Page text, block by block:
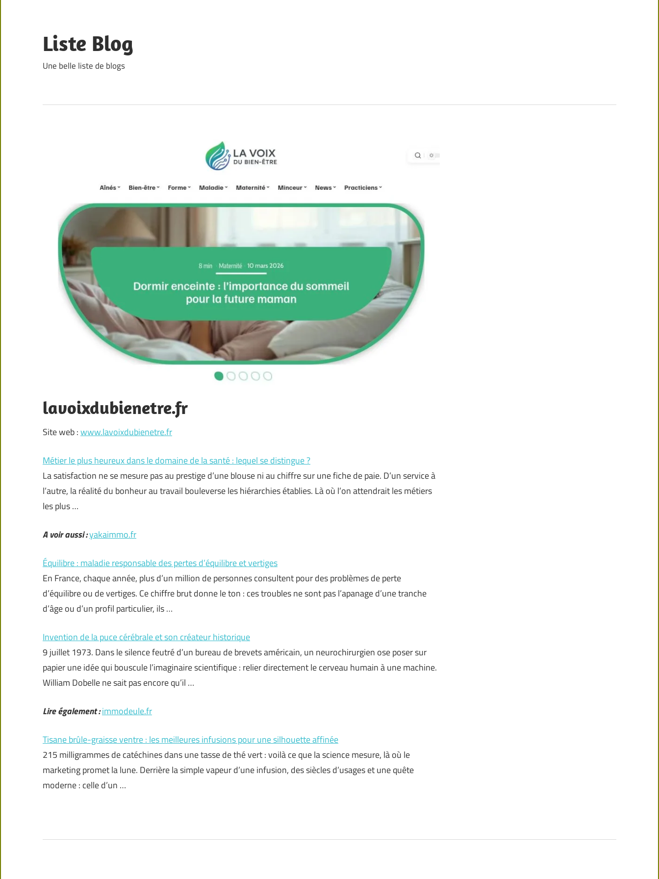
content
Liste Blog
Une belle liste de blogs
lavoixdubienetre.fr
Site web :www.lavoixdubienetre.fr
Métier le plus heureux dans le domaine de la santé : lequel se distingue ?
La satisfaction ne se mesure pas au prestige d’une blouse ni au chiffre sur une fiche de paie. D’un service à
l’autre, la réalité du bonheur au travail bouleverse les hiérarchies établies. Là où l’on attendrait les métiers
les plus …
A voir aussi :yakaimmo.fr
Équilibre : maladie responsable des pertes d’équilibre et vertiges
En France, chaque année, plus d’un million de personnes consultent pour des problèmes de perte
d’équilibre ou de vertiges. Ce chiffre brut donne le ton : ces troubles ne sont pas l’apanage d’une tranche
d’âge ou d’un profil particulier, ils …
Invention de la puce cérébrale et son créateur historique
9 juillet 1973. Dans le silence feutré d’un bureau de brevets américain, un neurochirurgien ose poser sur
papier une idée qui bouscule l’imaginaire scientifique : relier directement le cerveau humain à une machine.
William Dobelle ne sait pas encore qu’il …
Lire également :immodeule.fr
Tisane brûle-graisse ventre : les meilleures infusions pour une silhouette affinée
215 milligrammes de catéchines dans une tasse de thé vert : voilà ce que la science mesure, là où le
marketing promet la lune. Derrière la simple vapeur d’une infusion, des siècles d’usages et une quête
moderne : celle d’un …